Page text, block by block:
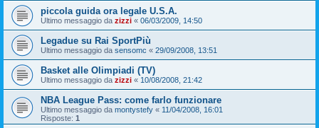
piccola guida ora legale U.S.A.
Ultimo messaggio da zizzi « 06/03/2009, 14:50
Legadue su Rai SportPiù
Ultimo messaggio da sensomc « 29/09/2008, 13:51
Basket alle Olimpiadi (TV)
Ultimo messaggio da zizzi « 10/08/2008, 21:42
NBA League Pass: come farlo funzionare
Ultimo messaggio da montystefy « 11/04/2008, 16:01
Risposte: 1